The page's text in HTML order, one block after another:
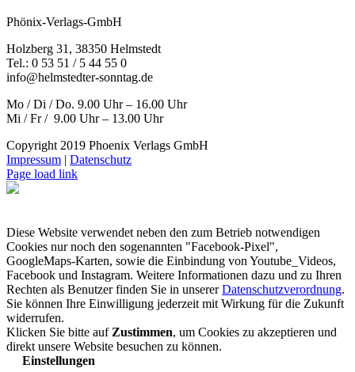
Phönix-Verlags-GmbH
Holzberg 31, 38350 Helmstedt
Tel.: 0 53 51 / 5 44 55 0
info@helmstedter-sonntag.de
Mo / Di / Do. 9.00 Uhr – 16.00 Uhr
Mi / Fr / 9.00 Uhr – 13.00 Uhr
Copyright 2019 Phoenix Verlags GmbH
Impressum | Datenschutz
Page load link
Diese Website verwendet neben den zum Betrieb notwendigen
Cookies nur noch den sogenannten "Facebook-Pixel",
GoogleMaps-Karten, sowie die Einbindung von Youtube_Videos,
Facebook und Instagram. Weitere Informationen dazu und zu Ihren
Rechten als Benutzer finden Sie in unsererDatenschutzverordnung.
Sie können Ihre Einwilligung jederzeit mit Wirkung für die Zukunft
widerrufen.
Klicken Sie bitte auf Zustimmen, um Cookies zu akzeptieren und
direkt unsere Website besuchen zu können.
Einstellungen